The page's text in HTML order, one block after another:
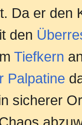
Da er den
den
Tiefkern
Palpatine
sicherer